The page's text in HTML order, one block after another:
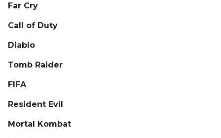
Far Cry
Call of Duty
Diablo
Tomb Raider
FIFA
Resident Evil
Mortal Kombat